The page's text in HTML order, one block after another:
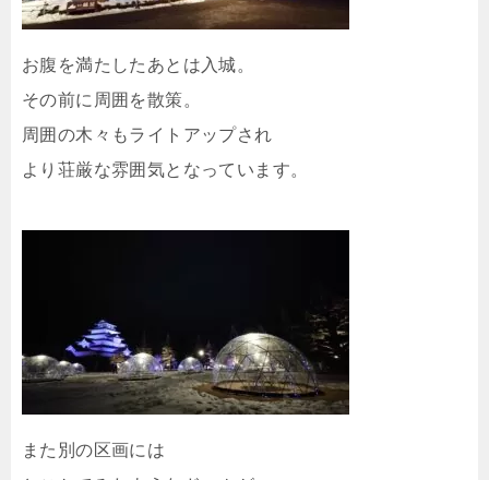
お腹を満たしたあとは入城。
その前に周囲を散策。
周囲の木々もライトアップされ
より荘厳な雰囲気となっています。
また別の区画には